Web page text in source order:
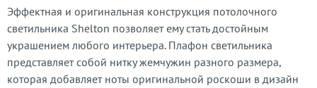
Эффектная и оригинальная конструкция потолочного
светильника Shelton позволяет ему стать достойным
украшением любого интерьера. Плафон светильника
представляет собой нитку жемчужин разного размера,
которая добавляет ноты оригинальной роскоши в дизайн